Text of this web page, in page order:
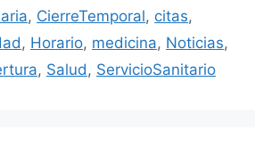
, CierreTemporal, citas,
, Horario, medicina, Noticias,
, Salud, ServicioSanitario